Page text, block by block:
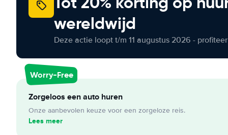
wereldwijd
Deze actie loopt t/m 11 augustus 2026 -
Worry-Free
Zorgeloos een auto huren
Onze aanbevolen keuze voor een zorgeloze reis.
Lees meer